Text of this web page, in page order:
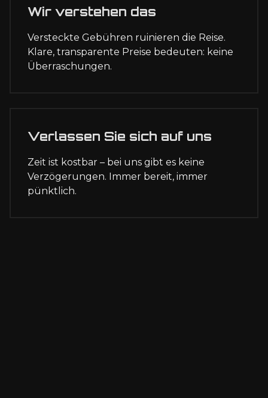
Wir verstehen das
Versteckte Gebühren ruinieren die Reise.
Klare, transparente Preise bedeuten: keine
Überraschungen.
Verlassen Sie sich auf uns
Zeit ist kostbar – bei uns gibt es keine
Verzögerungen. Immer bereit, immer
pünktlich.